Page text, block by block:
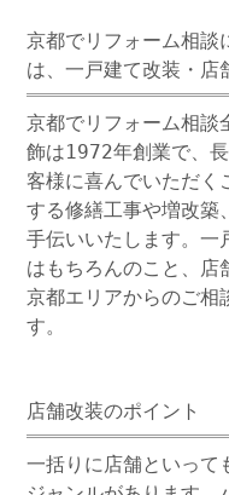
京都でリフォーム相談
は、一戸建て改装・店
京都でリフォーム相談
飾は1972年創業で、
客様に喜んでいただく
する修繕工事や増改築
手伝いいたします。一
はもちろんのこと、 店
京都エリアからのご相
す。
店舗改装のポイント
一括りに店舗といって